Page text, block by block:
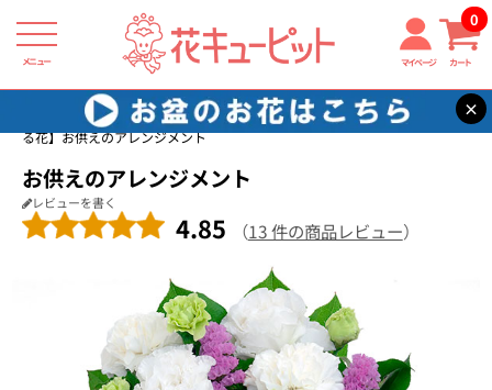
メニュー マイページ カート
0
×
花キューピット 四十九日法要以降に贈る花
【四十九日法要以降に贈
る花】お供えのアレンジメント
お供えのアレンジメント
レビューを書く
4.85 （13 件の商品レビュー）